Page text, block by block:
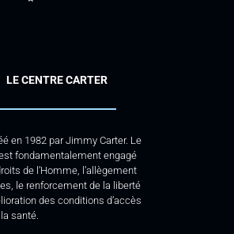
LE CENTRE CARTER
en 1982 par Jimmy Carter. Le
fondamentalement engagé
de l’Homme, l’allègement
le renforcement de la liberté
des conditions d’accès
santé.